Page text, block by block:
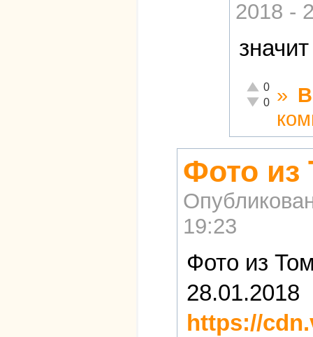
2018 -
Отлично!
0
Неадекватно!
0 »
Фото из
19:23
Фото из
28.01.2018
https://